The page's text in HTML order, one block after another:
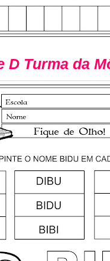
D Turma da